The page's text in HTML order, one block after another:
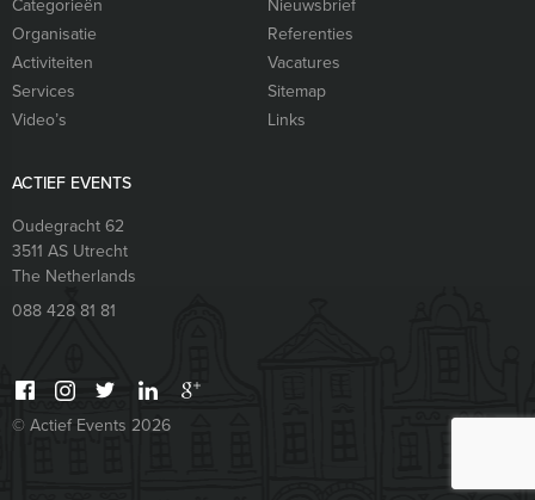
Categorieën
Nieuwsbrief
Organisatie
Referenties
Activiteiten
Vacatures
Services
Sitemap
Video’s
Links
ACTIEF EVENTS
Oudegracht 62
3511 AS Utrecht
The Netherlands
088 428 81 81
© Actief Events 2026